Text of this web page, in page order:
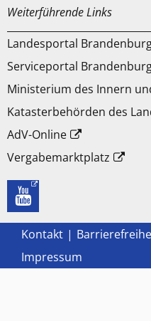
Weiterführende Links
Landesportal
Serviceportal
Ministerium des Innern
Katasterbehörden des
AdV-Online
Vergabemarktplatz
Kontakt
Impressum